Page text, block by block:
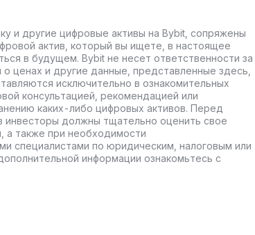
и другие цифровые активы на Bybit, сопряжены
актив, который вы ищете, в настоящее
в будущем. Bybit не несет ответственности за
ценах и другие данные, представленные здесь,
исключительно в ознакомительных
консультацией, рекомендацией или
каких-либо цифровых активов. Перед
инвесторы должны тщательно оценить свое
а также при необходимости
специалистами по юридическим, налоговым или
информации ознакомьтесь с